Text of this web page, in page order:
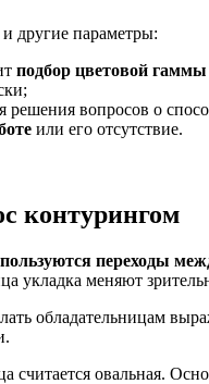
другие параметры:
подбор цветовой
решения вопросов о
или его отсутствие.
контурингом
переходы
укладка меняют
обладательницам
считается овальная.